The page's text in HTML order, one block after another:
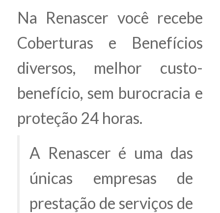
Na Renascer você recebe
Coberturas e Benefícios
diversos, melhor custo-
benefício, sem burocracia e
proteção 24 horas.
A Renascer é uma das
únicas empresas de
prestação de serviços de